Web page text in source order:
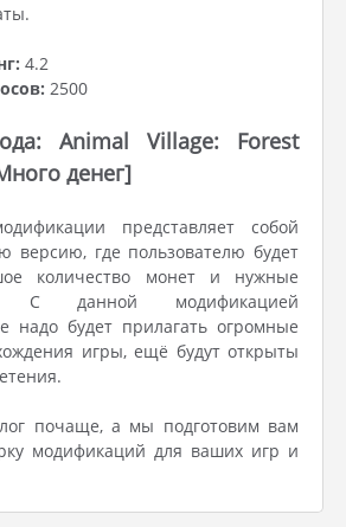
4.2
2500
Animal Village: Forest
денег]
представляет собой
версию, где пользователю будет
количество монет и нужные
С данной модификацией
надо будет прилагать огромные
игры, ещё будут открыты
почаще, а мы подготовим вам
модификаций для ваших игр и